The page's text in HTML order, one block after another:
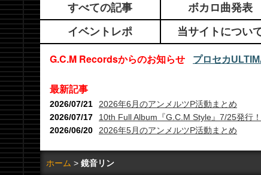
すべての記事 ボカロ曲発表
イベントレポ
当サイトについ
G.C.M Recordsからのお知らせ プロセカ
最新記事
2026年6月のアンメルツP活動まとめ
2026/07/21
10th Full Album『G.C.M Style』7/25発行
2026/07/17
2026年5月のアンメルツP活動まとめ
2026/06/20
ホーム 鏡音リン